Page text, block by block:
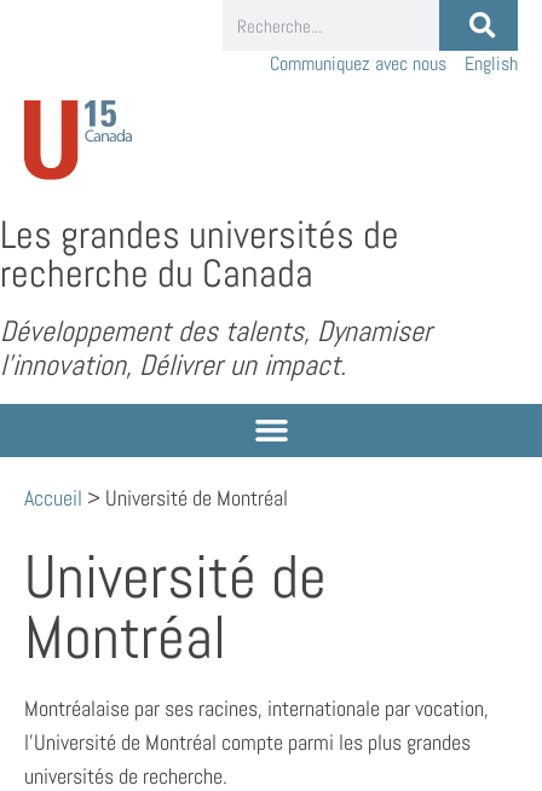
Communiquez avec nous English
Les grandes universités de
recherche du Canada
Développement des talents, Dynamiser
l’innovation, Délivrer un impact.
Accueil > Université de Montréal
Université de
Montréal
Montréalaise par ses racines, internationale par vocation,
l’Université de Montréal compte parmi les plus grandes
universités de recherche.